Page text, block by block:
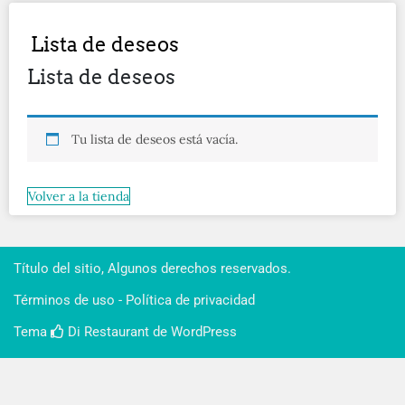
Lista de deseos
Lista de deseos
Tu lista de deseos está vacía.
Volver a la tienda
Título del sitio, Algunos derechos reservados.
Términos de uso - Política de privacidad
Tema
Di Restaurant de WordPress